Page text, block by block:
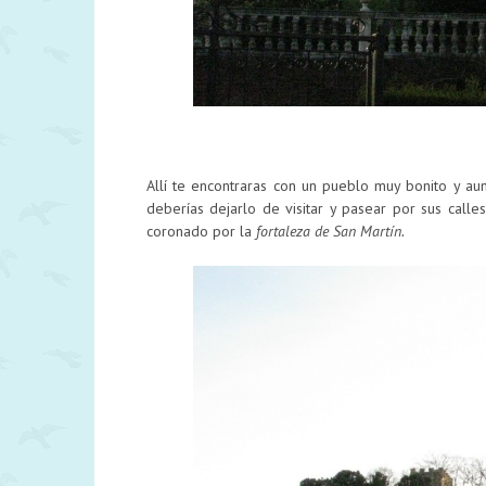
Allí te encontraras con un pueblo muy bonito y
deberías dejarlo de visitar y pasear por sus
coronado por la fortaleza de San Martín.